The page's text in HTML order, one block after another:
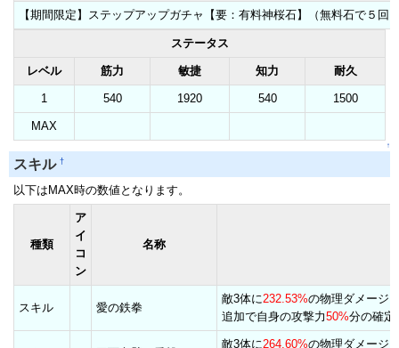
【期間限定】ステップアップガチャ【要：有料神桜石】（無料石で５回
ステータス
レベル 筋力 敏捷 知力 耐久
1 540 1920 540 1500
MAX
↑
スキル †
以下はMAX時の数値となります。
種類
ア
イ
コ
ン
名称
スキル 愛の鉄拳
敵3体に232.53%の物理ダメージ
追加で自身の攻撃力50%分の確定
敵3体に264.60%の物理ダメージ